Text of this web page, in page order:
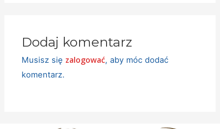
Dodaj komentarz
Musisz się zalogować, aby móc dodać
komentarz.